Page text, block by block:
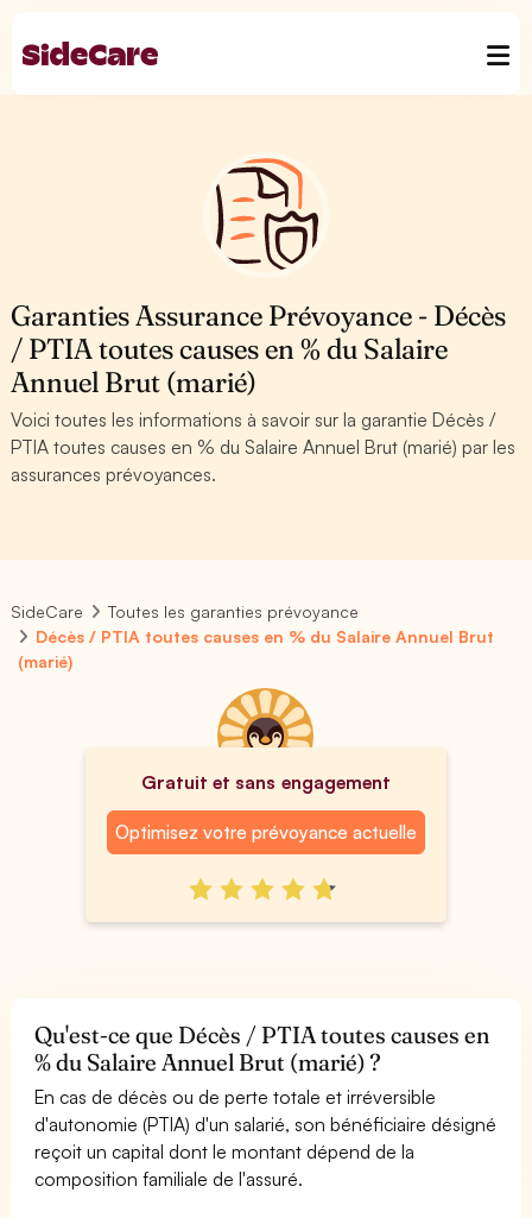
Garanties Assurance Prévoyance - Décès
/ PTIA toutes causes en % du Salaire
Annuel Brut (marié)
Voici toutes les informations à savoir sur la garantie Décès /
PTIA toutes causes en % du Salaire Annuel Brut (marié) par les
assurances prévoyances.
SideCare
Toutes les garanties prévoyance
Décès / PTIA toutes causes en % du Salaire Annuel Brut
(marié)
Gratuit et sans engagement
Optimisez votre prévoyance actuelle
Qu'est-ce que Décès / PTIA toutes causes en
% du Salaire Annuel Brut (marié) ?
En cas de décès ou de perte totale et irréversible
d'autonomie (PTIA) d'un salarié, son bénéficiaire désigné
reçoit un capital dont le montant dépend de la
composition familiale de l'assuré.